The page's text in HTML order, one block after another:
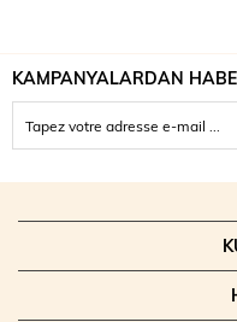
KAMPANYALARDAN